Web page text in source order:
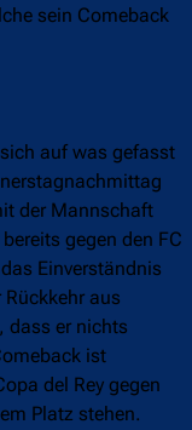
sein Comeback
auf was gefasst
der Mannschaft
gegen den FC
Einverständnis
aus
dass er nichts
ist
del Rey gegen
Platz stehen.